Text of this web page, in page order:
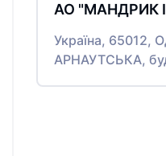
АО "МАНДРИК
Україна, 65012,
АРНАУТСЬКА,